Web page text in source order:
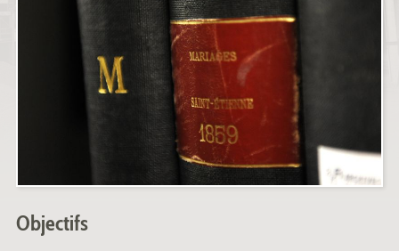
Objectifs